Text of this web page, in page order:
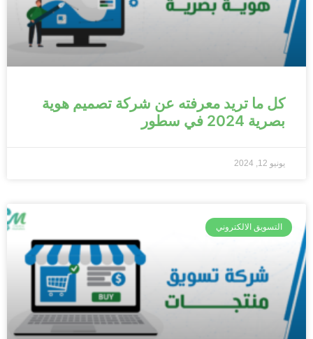
كل ما تريد معرفته عن شركة تصميم هوية
بصرية 2024 في سطور
يونيو 12, 2024
التسويق الالكتروني